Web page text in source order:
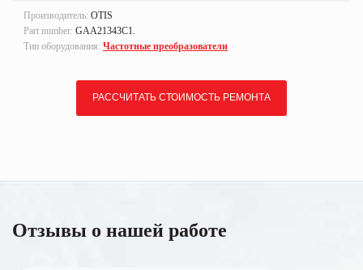
Производитель: OTIS
Part number: GAA21343C1.
Тип оборудования: Частотные преобразователи
РАССЧИТАТЬ СТОИМОСТЬ РЕМОНТА
Отзывы о нашей работе